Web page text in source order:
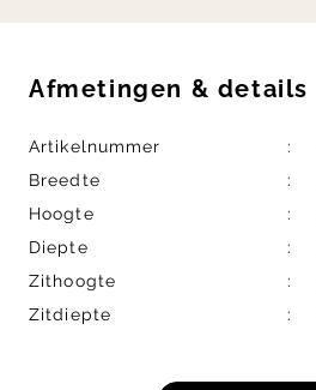
Afmetingen & details
Artikelnummer
Breedte
Hoogte
Diepte
Zithoogte
Zitdiepte